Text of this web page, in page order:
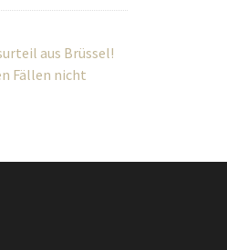
aus Brüssel!
Fällen nicht